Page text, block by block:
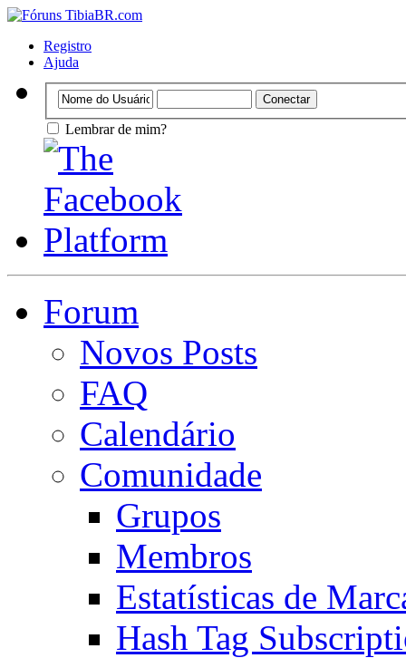
Registro
Ajuda
Lembrar de mim?
Forum
Novos Posts
FAQ
Calendário
Comunidade
Grupos
Membros
Estatísticas de
Hash Tag